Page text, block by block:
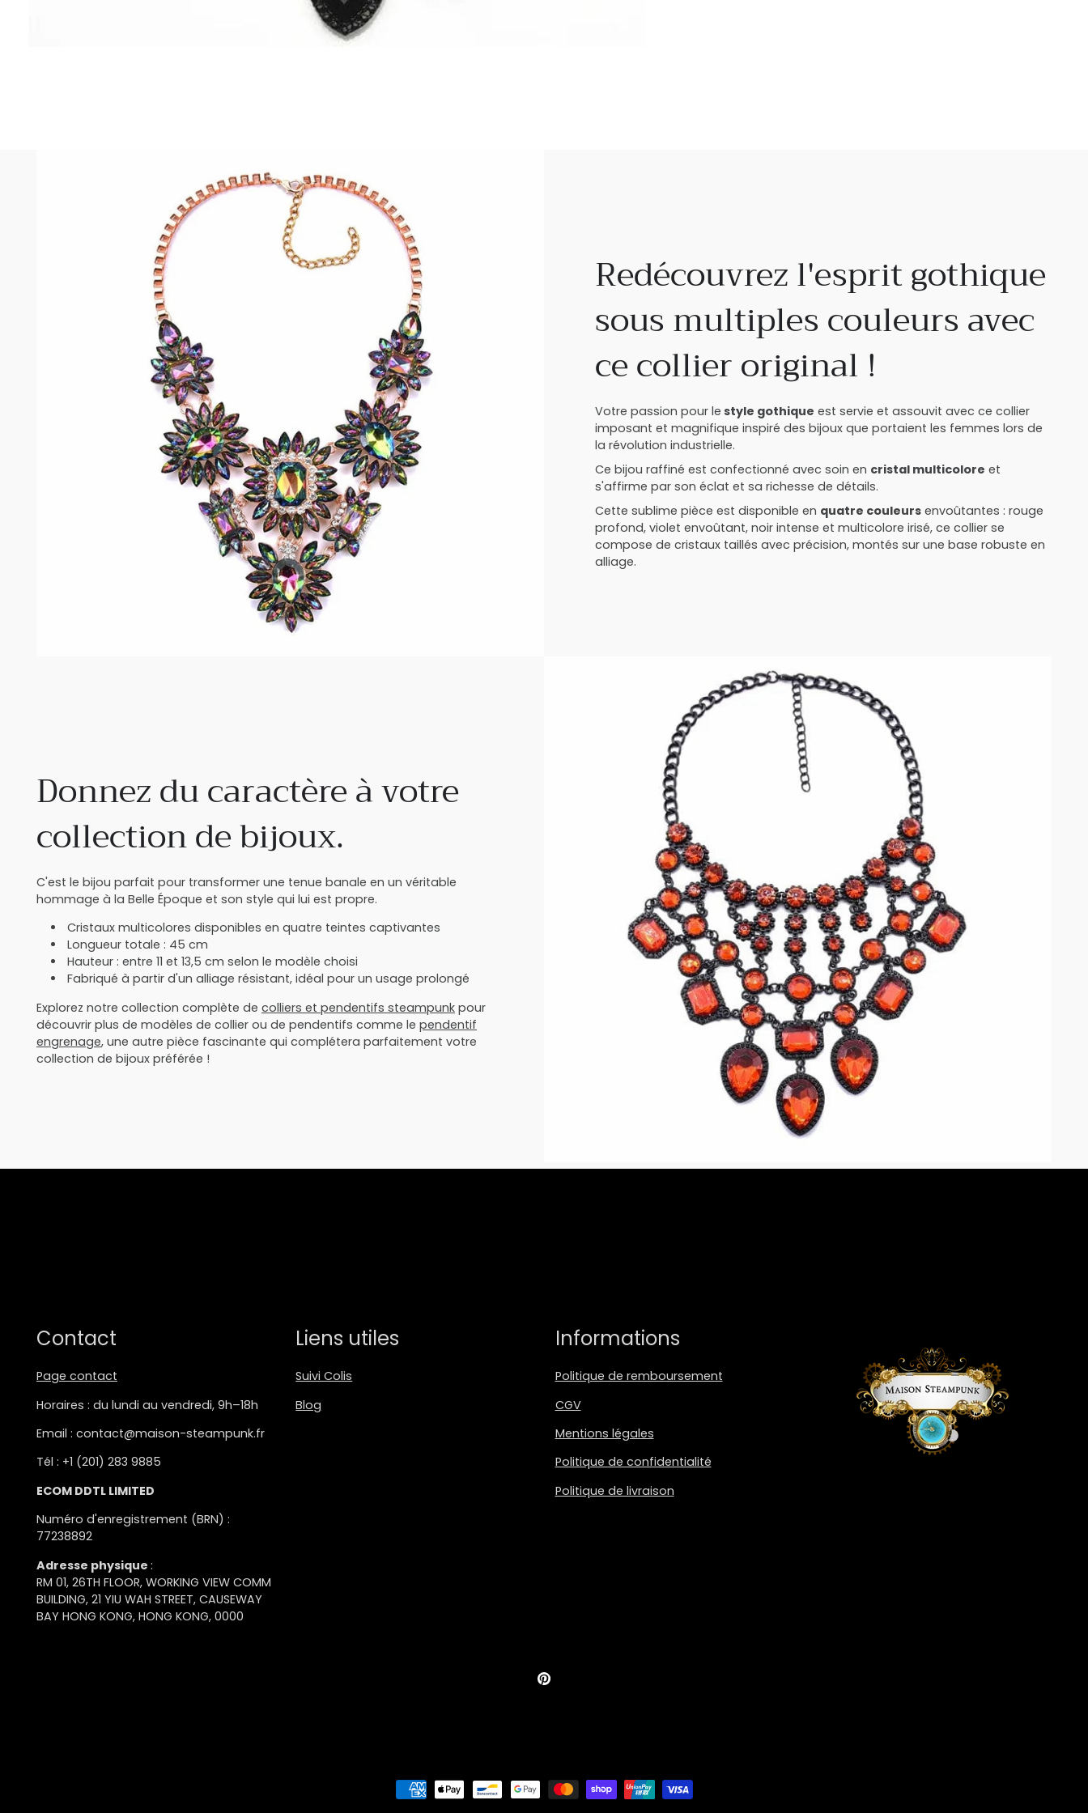
Redécouvrez l'esprit gothique
sous multiples couleurs avec
ce collier original !
Votre passion pour le style gothique est servie et assouvit avec ce collier
imposant et magnifique inspiré des bijoux que portaient les femmes lors de
la révolution industrielle.
Ce bijou raffiné est confectionné avec soin en cristal multicolore et
s'affirme par son éclat et sa richesse de détails.
Cette sublime pièce est disponible en quatre couleurs envoûtantes : rouge
profond, violet envoûtant, noir intense et multicolore irisé, ce collier se
compose de cristaux taillés avec précision, montés sur une base robuste en
alliage.
Donnez du caractère à votre
collection de bijoux.
C'est le bijou parfait pour transformer une tenue banale en un véritable
hommage à la Belle Époque et son style qui lui est propre.
Cristaux multicolores disponibles en quatre teintes captivantes
Longueur totale : 45 cm
Hauteur : entre 11 et 13,5 cm selon le modèle choisi
Fabriqué à partir d'un alliage résistant, idéal pour un usage prolongé
Explorez notre collection complète de colliers et pendentifs steampunk pour
découvrir plus de modèles de collier ou de pendentifs comme le pendentif
engrenage, une autre pièce fascinante qui complétera parfaitement votre
collection de bijoux préférée !
Contact
Page contact
Horaires : du lundi au vendredi, 9h–18h
Email : contact@maison-steampunk.fr
Tél : +1 (201) 283 9885
ECOM DDTL LIMITED
Numéro d'enregistrement (BRN) :
77238892
Adresse physique :
RM 01, 26TH FLOOR, WORKING VIEW COMM
BUILDING, 21 YIU WAH STREET, CAUSEWAY
BAY HONG KONG, HONG KONG, 0000
Liens utiles
Suivi Colis
Blog
Informations
Politique de remboursement
CGV
Mentions légales
Politique de confidentialité
Politique de livraison
Pinterest